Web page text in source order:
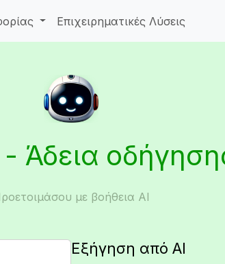
Επιχειρηματικές Λύσεις
Άδεια
με βοήθεια AI
Εξήγηση από AI